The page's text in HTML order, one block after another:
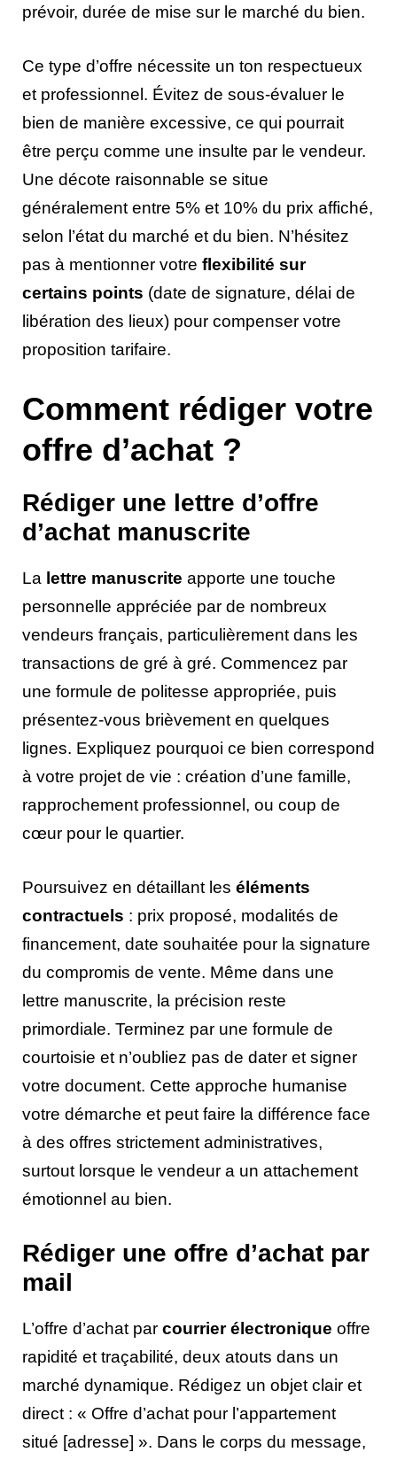
prévoir, durée de mise sur le marché du bien.
Ce type d’offre nécessite un ton respectueux
et professionnel. Évitez de sous-évaluer le
bien de manière excessive, ce qui pourrait
être perçu comme une insulte par le vendeur.
Une décote raisonnable se situe
généralement entre 5% et 10% du prix affiché,
selon l’état du marché et du bien. N’hésitez
pas à mentionner votre flexibilité sur
certains points (date de signature, délai de
libération des lieux) pour compenser votre
proposition tarifaire.
Comment rédiger votre
offre d’achat ?
Rédiger une lettre d’offre
d’achat manuscrite
La lettre manuscrite apporte une touche
personnelle appréciée par de nombreux
vendeurs français, particulièrement dans les
transactions de gré à gré. Commencez par
une formule de politesse appropriée, puis
présentez-vous brièvement en quelques
lignes. Expliquez pourquoi ce bien correspond
à votre projet de vie : création d’une famille,
rapprochement professionnel, ou coup de
cœur pour le quartier.
Poursuivez en détaillant les éléments
contractuels : prix proposé, modalités de
financement, date souhaitée pour la signature
du compromis de vente. Même dans une
lettre manuscrite, la précision reste
primordiale. Terminez par une formule de
courtoisie et n’oubliez pas de dater et signer
votre document. Cette approche humanise
votre démarche et peut faire la différence face
à des offres strictement administratives,
surtout lorsque le vendeur a un attachement
émotionnel au bien.
Rédiger une offre d’achat par
mail
L’offre d’achat par courrier électronique offre
rapidité et traçabilité, deux atouts dans un
marché dynamique. Rédigez un objet clair et
direct : « Offre d’achat pour l’appartement
situé [adresse] ». Dans le corps du message,